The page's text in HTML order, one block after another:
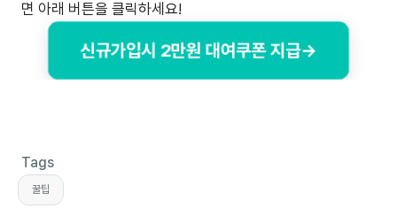
면 아래 버튼을 클릭하세요!
신규가입시 2만원 대여쿠폰 지급→
Tags
꿀팁